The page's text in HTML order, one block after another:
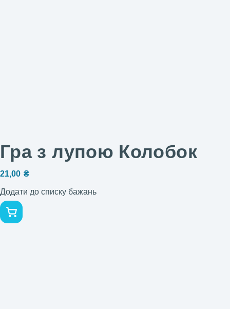
Гра з лупою Колобок
21,00 ₴
Додати до списку бажань